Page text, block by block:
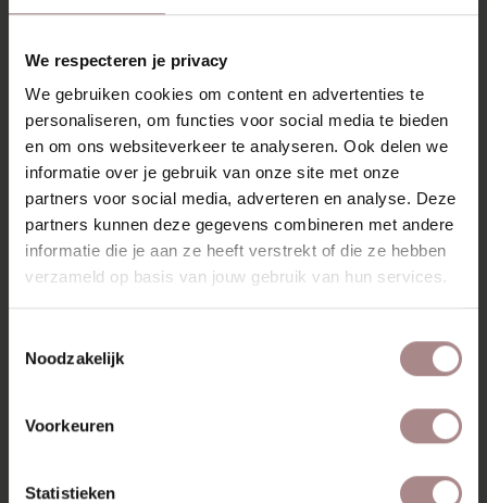
We respecteren je privacy
We gebruiken cookies om content en advertenties te
personaliseren, om functies voor social media te bieden
en om ons websiteverkeer te analyseren. Ook delen we
informatie over je gebruik van onze site met onze
partners voor social media, adverteren en analyse. Deze
partners kunnen deze gegevens combineren met andere
informatie die je aan ze heeft verstrekt of die ze hebben
verzameld op basis van jouw gebruik van hun services.
Noodzakelijk
Voorkeuren
Statistieken
designstoel in je eigen woonkamer een kalme, knusse plek
Met de zachte Gear stof, verkrijgbaar in vier stijlvolle
kleuren, past Walter perfect in elk interieur. Het ranke
eikenhouten frame en de subtiele details geven deze
fauteuil een tijdloze uitstraling. Fauteuil Walter is de
perfecte keuze voor wie houdt van comfort met een
verfijnde uitstraling.
KENMERKEN
GARANTIE
ZAKELIJK
MISSCHIEN VIND JE DIT